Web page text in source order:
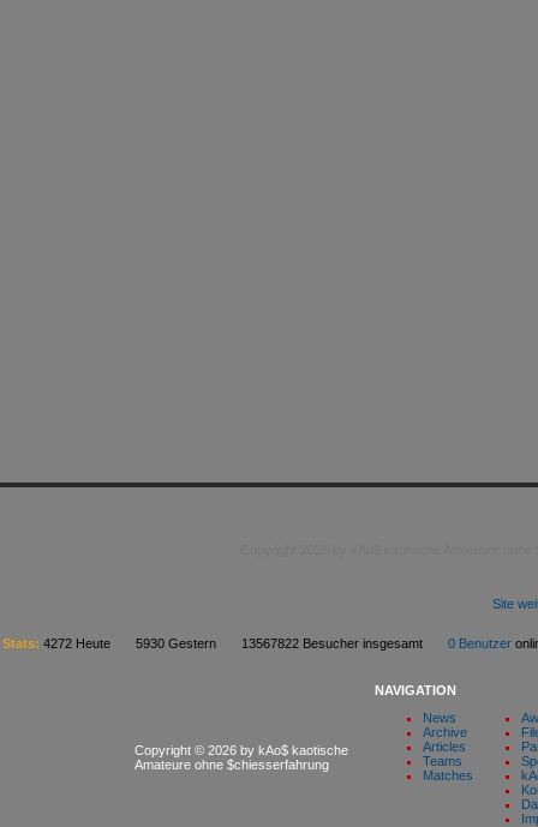
Site
Stats: 4272 Heute 5930 Gestern 13567822 Besucher insgesamt 0 Benutzer
Copyright © 2026 by kAo$ kaotische
Amateure ohne $chiesserfahrung
NAVIGATION
News
Archive
Articles
Teams
Matches